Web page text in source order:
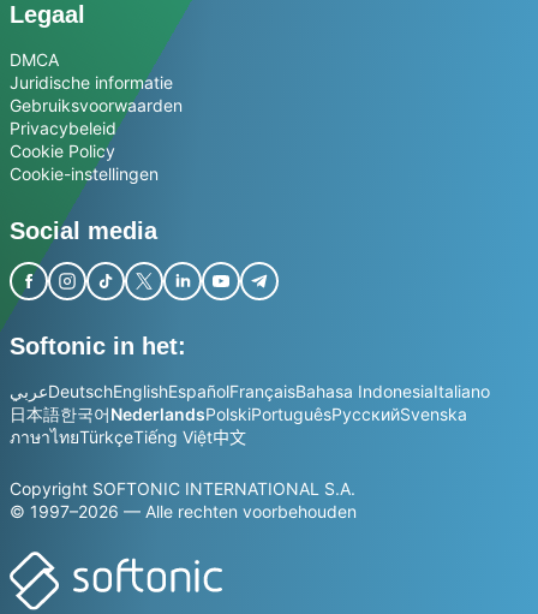
Legaal
DMCA
Juridische informatie
Gebruiksvoorwaarden
Privacybeleid
Cookie Policy
Cookie-instellingen
Social media
Softonic in het:
عربيDeutschEnglishEspañolFrançaisBahasa IndonesiaItaliano
日本語한국어NederlandsPolskiPortuguêsРусскийSvenska
ภาษาไทยTürkçeTiếng Việt中文
Copyright SOFTONIC INTERNATIONAL S.A.
© 1997–2026 — Alle rechten voorbehouden